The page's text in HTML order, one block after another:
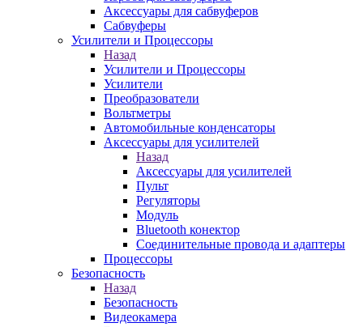
Аксессуары для сабвуферов
Сабвуферы
Усилители и Процессоры
Назад
Усилители и Процессоры
Усилители
Преобразователи
Вольтметры
Автомобильные конденсаторы
Аксессуары для усилителей
Назад
Аксессуары для усилителей
Пульт
Регуляторы
Модуль
Bluetooth конектор
Соединительные провода и адаптеры
Процессоры
Безопасность
Назад
Безопасность
Видеокамера